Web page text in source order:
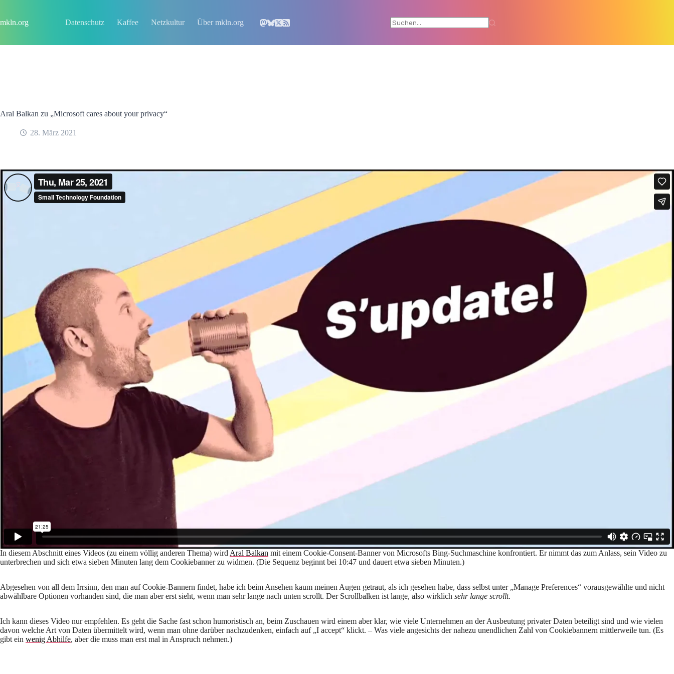
springen
mkln.org Datenschutz Kaffee Netzkultur Über mkln.org
Aral Balkan zu „Microsoft cares about your privacy“
28. März 2021
In diesem Abschnitt eines Videos (zu einem völlig anderen Thema) wird Aral Balkan mit einem Cookie-Consent-Banner von Microsofts Bing-Suchmaschine konfrontiert. Er nimmt das zum Anlass, sein Video zu
unterbrechen und sich etwa sieben Minuten lang dem Cookiebanner zu widmen. (Die Sequenz beginnt bei 10:47 und dauert etwa sieben Minuten.)
Abgesehen von all dem Irrsinn, den man auf Cookie-Bannern findet, habe ich beim Ansehen kaum meinen Augen getraut, als ich gesehen habe, dass selbst unter „Manage Preferences“ vorausgewählte und nicht
abwählbare Optionen vorhanden sind, die man aber erst sieht, wenn man sehr lange nach unten scrollt. Der Scrollbalken ist lange, also wirklich sehr lange scrollt.
Ich kann dieses Video nur empfehlen. Es geht die Sache fast schon humoristisch an, beim Zuschauen wird einem aber klar, wie viele Unternehmen an der Ausbeutung privater Daten beteiligt sind und wie vielen
davon welche Art von Daten übermittelt wird, wenn man ohne darüber nachzudenken, einfach auf „I accept“ klickt. – Was viele angesichts der nahezu unendlichen Zahl von Cookiebannern mittlerweile tun. (Es
gibt ein wenig Abhilfe, aber die muss man erst mal in Anspruch nehmen.)